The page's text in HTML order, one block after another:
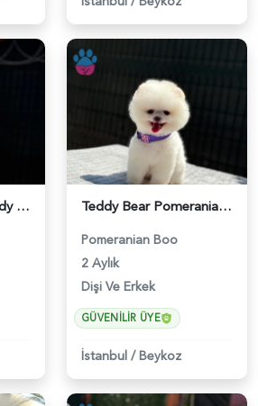
Pomeranian Boo Tedy 2 Aylık Şeker Yavrumuz - 6250 Teddy Bear Pomeranian Boo Yavrumuz Ruhsatlı Çiftlik - 6247
Pomeranian Boo
2 Aylık
Dişi Ve Erkek
GÜVENILIR ÜYE
İstanbul /Beykoz